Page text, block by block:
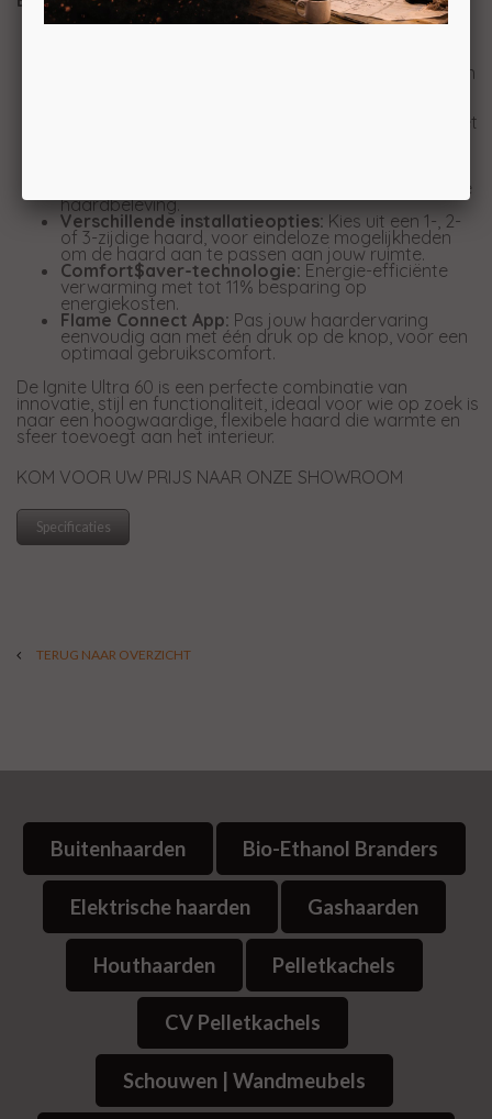
Optiflame-technologie, die een uiterst realistisch en
De houtblokken pulseren ritmisch met
geluid van knisperend hout, voor een nog intensere
haardbeleving.
Verschillende installatieopties: Kies uit een 1-, 2-
of 3-zijdige haard, voor eindeloze mogelijkheden
om de haard aan te passen aan jouw ruimte.
Comfort$aver-technologie: Energie-efficiënte
verwarming met tot 11% besparing op
energiekosten.
Flame Connect App: Pas jouw haardervaring
eenvoudig aan met één druk op de knop, voor een
optimaal gebruikscomfort.
De Ignite Ultra 60 is een perfecte combinatie van
innovatie, stijl en functionaliteit, ideaal voor wie op zoek is
naar een hoogwaardige, flexibele haard die warmte en
sfeer toevoegt aan het interieur.
KOM VOOR UW PRIJS NAAR ONZE SHOWROOM
Specificaties
TERUG NAAR OVERZICHT
Buitenhaarden Bio-Ethanol Branders
Elektrische haarden Gashaarden
Houthaarden Pelletkachels
CV Pelletkachels
Schouwen | Wandmeubels